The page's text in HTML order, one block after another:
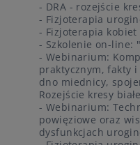
- DRA - rozejście
- Fizjoterapia
- Fizjoterapia
- Szkolenie on-line:
- Webinarium:
praktycznym, fakty
dno miednicy,
Rozejście kresy
- Webinarium:
powięziowe oraz
dysfunkcjach